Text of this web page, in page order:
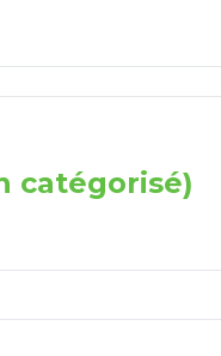
catégorisé)